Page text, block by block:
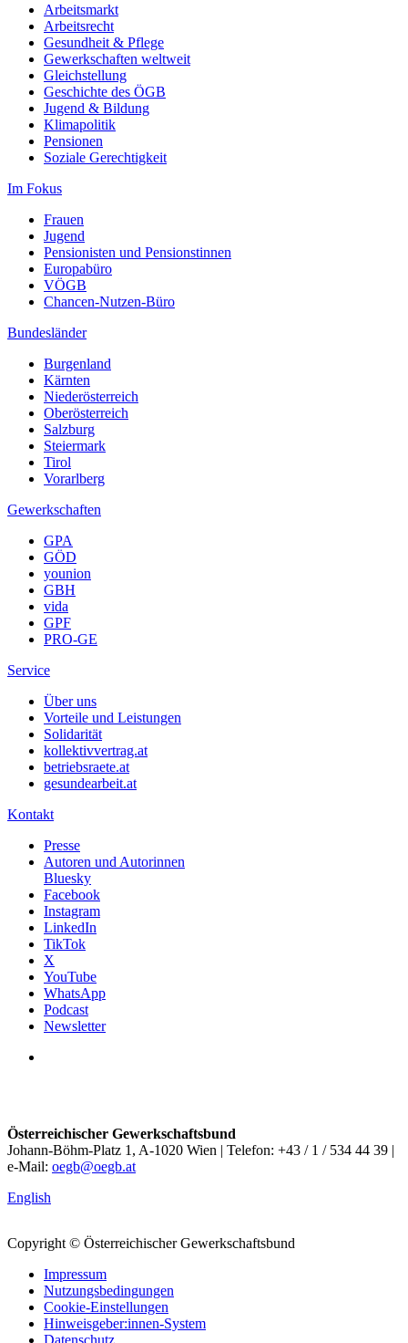
Arbeitsmarkt
Arbeitsrecht
Gesundheit & Pflege
Gewerkschaften weltweit
Gleichstellung
Geschichte des ÖGB
Jugend & Bildung
Klimapolitik
Pensionen
Soziale Gerechtigkeit
Im Fokus
Frauen
Jugend
Pensionisten und Pensionstinnen
Europabüro
VÖGB
Chancen-Nutzen-Büro
Bundesländer
Burgenland
Kärnten
Niederösterreich
Oberösterreich
Salzburg
Steiermark
Tirol
Vorarlberg
Gewerkschaften
GPA
GÖD
younion
GBH
vida
GPF
PRO-GE
Service
Über uns
Vorteile und Leistungen
Solidarität
kollektivvertrag.at
betriebsraete.at
gesundearbeit.at
Kontakt
Presse
Autoren und Autorinnen
Bluesky
Facebook
Instagram
LinkedIn
TikTok
X
YouTube
WhatsApp
Podcast
Newsletter
Österreichischer Gewerkschaftsbund
Johann-Böhm-Platz 1, A-1020 Wien | Telefon: +43 / 1 / 534 44 39 |
e-Mail: oegb@oegb.at
English
Copyright © Österreichischer Gewerkschaftsbund
Impressum
Nutzungsbedingungen
Cookie-Einstellungen
Hinweisgeber:innen-System
Datenschutz